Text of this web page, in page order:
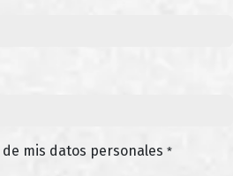
mis datos personales *